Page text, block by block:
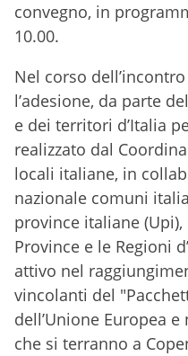
convegno, in
10.00.
Nel corso
l’adesione, da parte
e dei territori d’Italia
realizzato dal
locali italiane, in
nazionale comuni
province italiane
Province e le Regioni
attivo nel
vincolanti del
dell’Unione Europea
che si terranno a